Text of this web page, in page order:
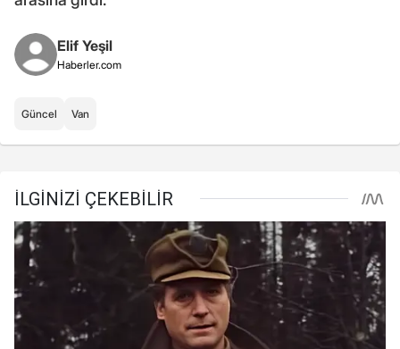
Elif Yeşil
Haberler.com
Güncel Van